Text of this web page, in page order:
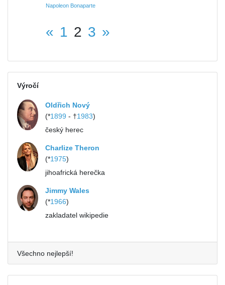
Napoleon Bonaparte
« 1 2 3 »
Výročí
Oldřich Nový
(*1899 - †1983)
český herec
Charlize Theron
(*1975)
jihoafrická herečka
Jimmy Wales
(*1966)
zakladatel wikipedie
Všechno nejlepší!